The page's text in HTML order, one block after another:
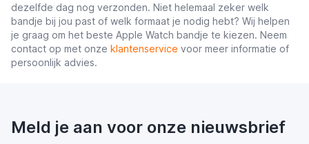
dezelfde dag nog verzonden. Niet helemaal zeker welk
bandje bij jou past of welk formaat je nodig hebt? Wij helpen
je graag om het beste Apple Watch bandje te kiezen. Neem
contact op met onze klantenservice voor meer informatie of
persoonlijk advies.
Meld je aan voor onze nieuwsbrief